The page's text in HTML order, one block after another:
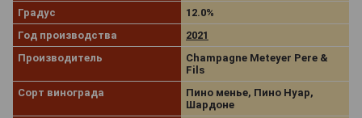
Градус
12.0%
Год производства
2021
Производитель
Champagne Meteyer Pere &
Fils
Сорт винограда
Пино менье, Пино Нуар,
Шардоне